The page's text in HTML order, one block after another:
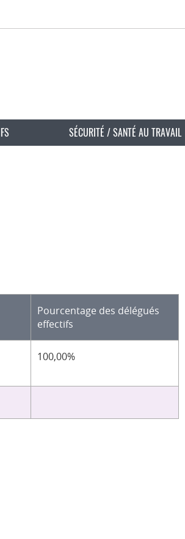
SÉCURITÉ / SANTÉ AU TRAVAIL
Pourcentage des délégués
effectifs
100,00%